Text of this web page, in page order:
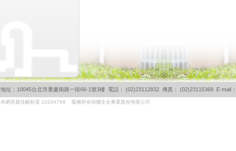
地址：10045台北市重慶南路一段66-1號3樓 電話： (02)23112832 傳真： (02)23115368 E-mail：
本網頁最佳解析度 1024X768 版權所有幼獅文化事業股份有限公司